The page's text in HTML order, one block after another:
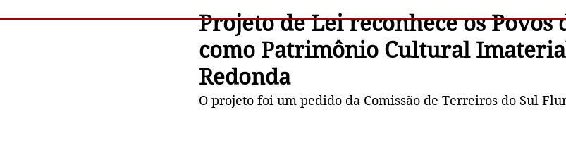
Projeto de Lei reconhece os Povos
como Patrimônio Cultural
Redonda
O projeto foi um pedido da Comissão de Terreiros do Sul